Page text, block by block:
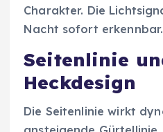
Charakter. Die
Nacht sofort erkennbar.
Seitenlinie
Heckdesign
Die Seitenlinie wirkt